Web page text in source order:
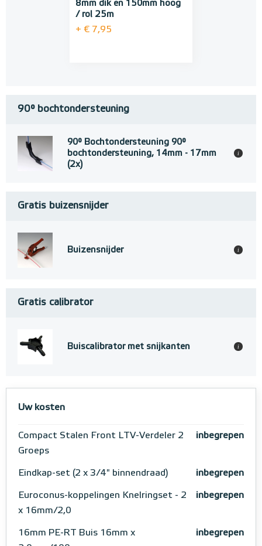
8mm dik en 150mm hoog
/ rol 25m
+ € 7,95
90° bochtondersteuning
90° Bochtondersteuning 90°
bochtondersteuning, 14mm - 17mm
(2x)
i
Gratis buizensnijder
Buizensnijder i
Gratis calibrator
Buiscalibrator met snijkanten i
Uw kosten
Compact Stalen Front LTV-Verdeler 2
Groeps
inbegrepen
Eindkap-set (2 x 3/4" binnendraad) inbegrepen
Euroconus-koppelingen Knelringset - 2
x 16mm/2,0
inbegrepen
16mm PE-RT Buis 16mm x
inbegrepen